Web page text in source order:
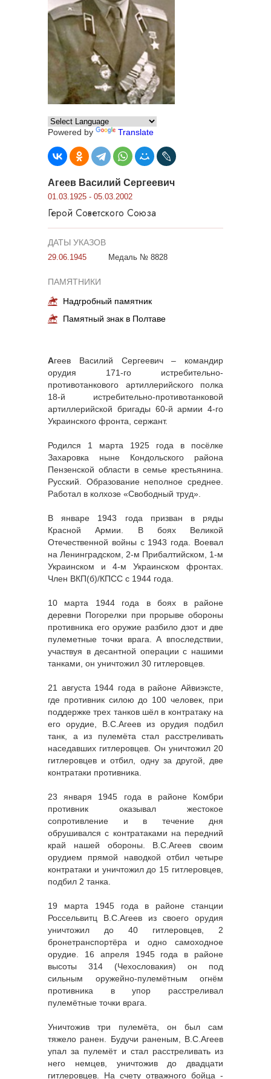
Powered by Translate
Агеев Василий Сергеевич
01.03.1925 - 05.03.2002
Герой Советского Союза
ДАТЫ УКАЗОВ
29.06.1945 Медаль № 8828
ПАМЯТНИКИ
Надгробный памятник
Памятный знак в Полтаве
Агеев Василий Сергеевич – командир
орудия 171-го истребительно-
противотанкового артиллерийского полка
18-й истребительно-противотанковой
артиллерийской бригады 60-й армии 4-го
Украинского фронта, сержант.
Родился 1 марта 1925 года в посёлке
Захаровка ныне Кондольского района
Пензенской области в семье крестьянина.
Русский. Образование неполное среднее.
Работал в колхозе «Свободный труд».
В январе 1943 года призван в ряды
Красной Армии. В боях Великой
Отечественной войны с 1943 года. Воевал
на Ленинградском, 2-м Прибалтийском, 1-м
Украинском и 4-м Украинском фронтах.
Член ВКП(б)/КПСС с 1944 года.
10 марта 1944 года в боях в районе
деревни Погорелки при прорыве обороны
противника его оружие разбило дзот и две
пулеметные точки врага. А впоследствии,
участвуя в десантной операции с нашими
танками, он уничтожил 30 гитлеровцев.
21 августа 1944 года в районе Айвиэксте,
где противник силою до 100 человек, при
поддержке трех танков шёл в контратаку на
его орудие, В.С.Агеев из орудия подбил
танк, а из пулемёта стал расстреливать
наседавших гитлеровцев. Он уничтожил 20
гитлеровцев и отбил, одну за другой, две
контратаки противника.
23 января 1945 года в районе Комбри
противник оказывал жестокое
сопротивление и в течение дня
обрушивался с контратаками на передний
край нашей обороны. В.С.Агеев своим
орудием прямой наводкой отбил четыре
контратаки и уничтожил до 15 гитлеровцев,
подбил 2 танка.
19 марта 1945 года в районе станции
Россельвитц В.С.Агеев из своего орудия
уничтожил до 40 гитлеровцев, 2
бронетранспортёра и одно самоходное
орудие. 16 апреля 1945 года в районе
высоты 314 (Чехословакия) он под
сильным оружейно-пулемётным огнём
противника в упор расстреливал
пулемётные точки врага.
Уничтожив три пулемёта, он был сам
тяжело ранен. Будучи раненым, В.С.Агеев
упал за пулемёт и стал расстреливать из
него немцев, уничтожив до двадцати
гитлеровцев. На счету отважного бойца -